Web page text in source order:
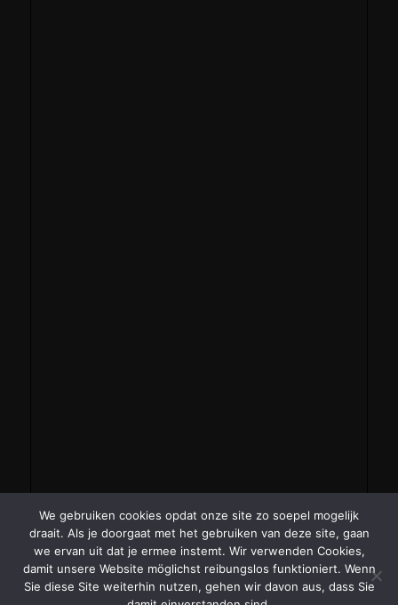
We gebruiken cookies opdat onze site zo soepel mogelijk
draait. Als je doorgaat met het gebruiken van deze site, gaan
we ervan uit dat je ermee instemt. Wir verwenden Cookies,
damit unsere Website möglichst reibungslos funktioniert. Wenn
Sie diese Site weiterhin nutzen, gehen wir davon aus, dass Sie